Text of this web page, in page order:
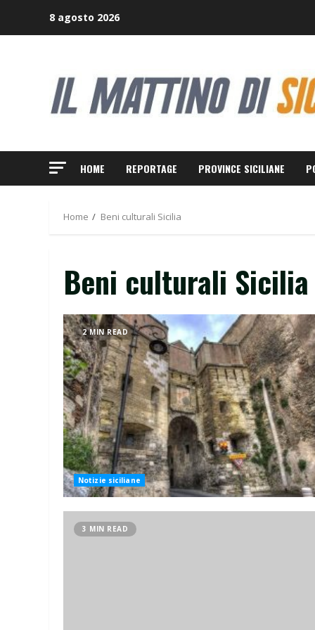
8 agosto 2026
HOME REPORTAGE PROVINCE SICILIANE
Home Beni culturali Sicilia
Beni culturali Sicilia
2 MIN READ
Notizie siciliane
3 MIN READ